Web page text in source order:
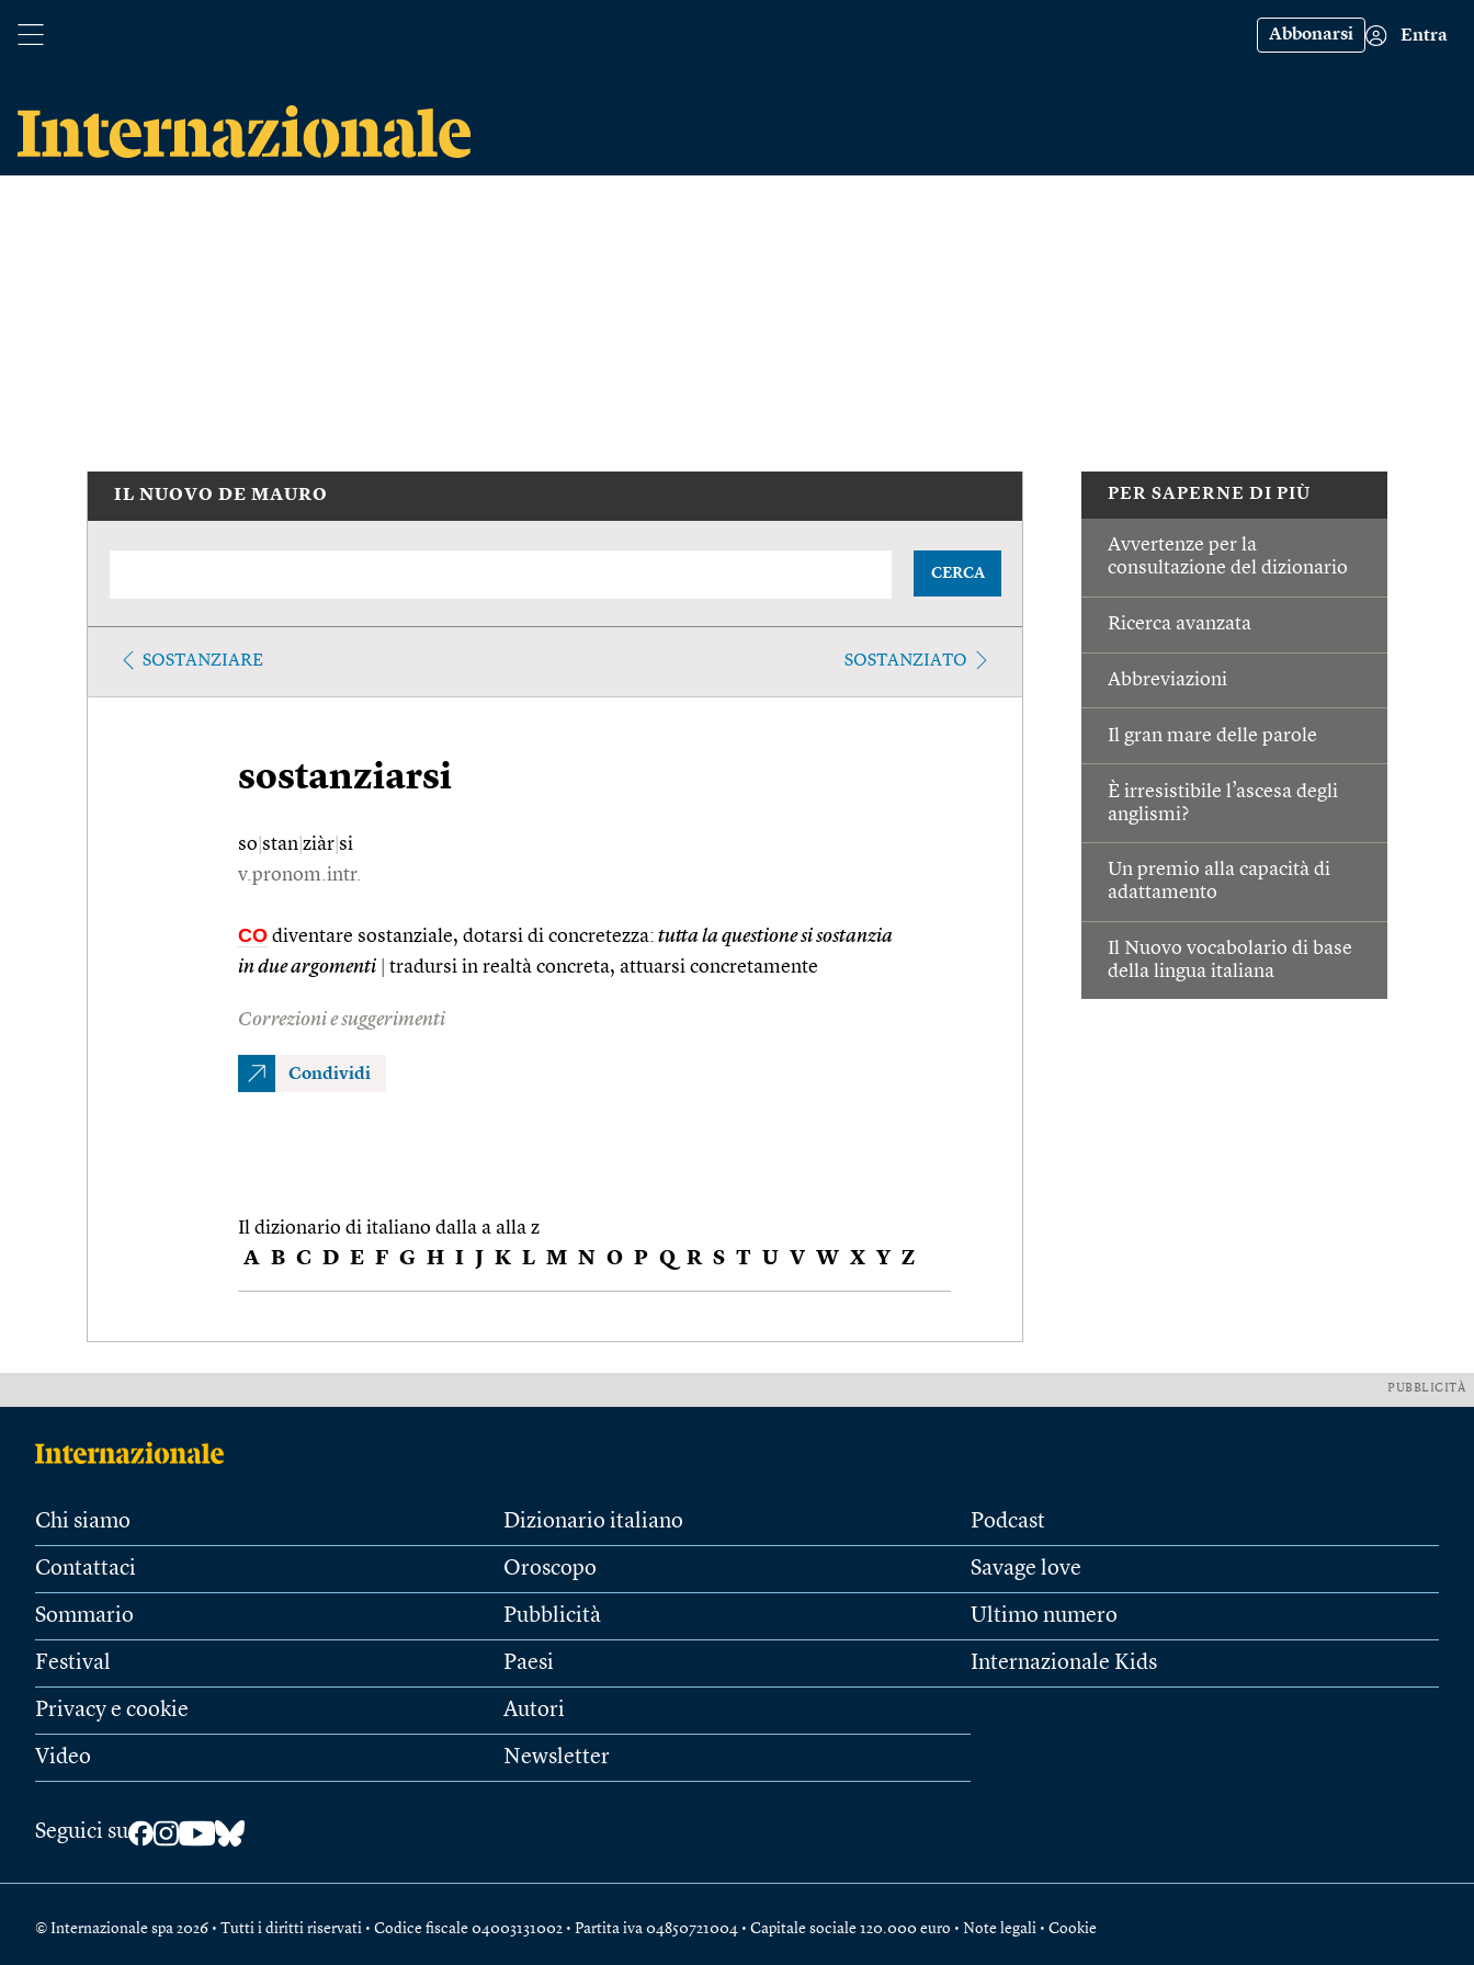
Abbonarsi Entra
PER SAPERNE DI PIÙ
Avvertenze per la
consultazione del dizionario
Ricerca avanzata
Abbreviazioni
Il gran mare delle parole
È irresistibile l’ascesa degli
anglismi?
Un premio alla capacità di
adattamento
Il Nuovo vocabolario di base
della lingua italiana
IL NUOVO DE MAURO
CERCA
SOSTANZIARE SOSTANZIATO
sostanziarsi
so stan ziàr si
v.pronom.intr.
CO diventare sostanziale, dotarsi di concretezza: tutta la questione si sostanzia
in due argomenti
tradursi in realtà concreta, attuarsi concretamente
Correzioni e suggerimenti
Condividi
Il dizionario di italiano dalla a alla z
A B C D E F G H I J K L M N O P Q R S T U V W X Y Z
PUBBLICITÀ
Chi siamo
Contattaci
Sommario
Festival
Privacy e cookie
Video
Dizionario italiano
Oroscopo
Pubblicità
Paesi
Autori
Newsletter
Podcast
Savage love
Ultimo numero
Internazionale Kids
Seguici su
© Internazionale spa 2026 • Tutti i diritti riservati • Codice fiscale 04003131002 • Partita iva 04850721004 • Capitale sociale 120.000 euro • Note legali • Cookie